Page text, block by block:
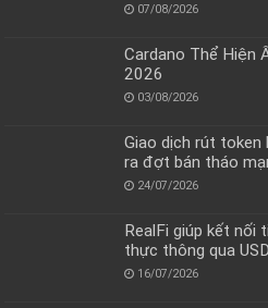
07/08/2026
Cardano Thể Hiện
2026
03/08/2026
Giao dịch rút
ra đợt bán tháo
24/07/2026
RealFi giúp kết nối
thực thông qua
16/07/2026